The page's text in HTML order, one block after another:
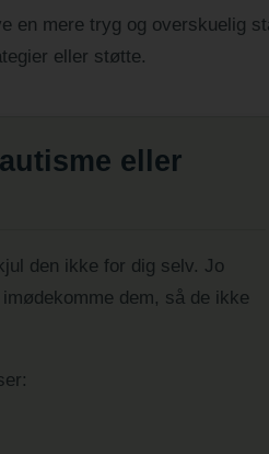
en mere tryg og overskuelig
eller støtte.
eller
den ikke for dig selv. Jo
dem, så de ikke